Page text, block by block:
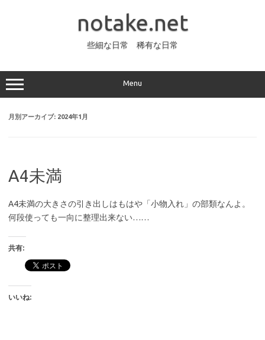
ッ
プ
notake.net
些細な日常 稀有な日常
Menu
月別アーカイブ: 2024年1月
A4未満
A4未満の大きさの引き出しはもはや「小物入れ」の部類なんよ。
何段使っても一向に整理出来ない……
共有:
いいね: